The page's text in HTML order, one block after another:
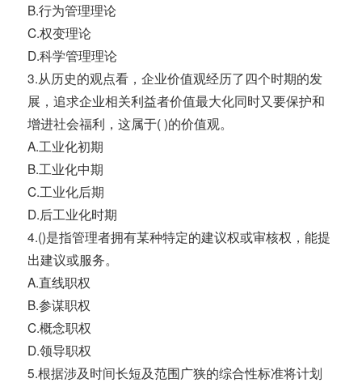
B.行为管理理论
C.权变理论
D.科学管理理论
3.从历史的观点看，企业价值观经历了四个时期的发
展，追求企业相关利益者价值最大化同时又要保护和
增进社会福利，这属于( )的价值观。
A.工业化初期
B.工业化中期
C.工业化后期
D.后工业化时期
4.()是指管理者拥有某种特定的建议权或审核权，能提
出建议或服务。
A.直线职权
B.参谋职权
C.概念职权
D.领导职权
5.根据涉及时间长短及范围广狭的综合性标准将计划